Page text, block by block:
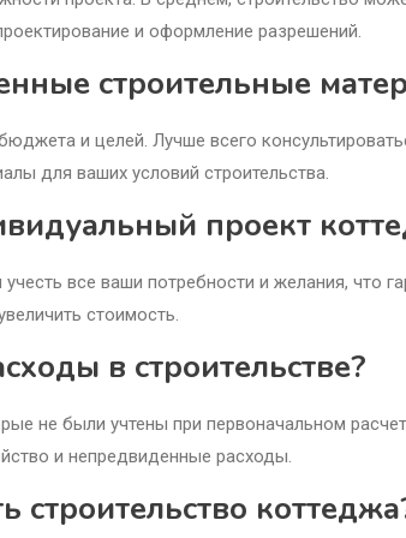
и оформление разрешений.
строительные
и целей. Лучше всего
для ваших условий строительства.
проект
все ваши потребности и желания, что
стоимость.
в строительстве?
не были учтены при первоначальном
и непредвиденные расходы.
строительство